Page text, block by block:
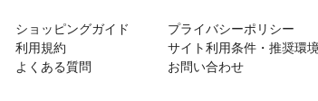
ショッピングガイド
利用規約
よくある質問
プライバシーポリシー
サイト利用条件・推奨環境
お問い合わせ